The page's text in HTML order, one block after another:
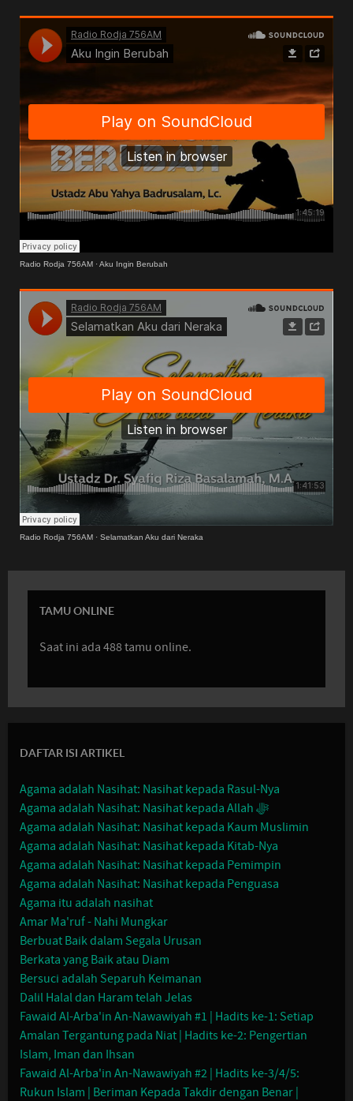
Radio Rodja 756AM ·Aku Ingin Berubah
Radio Rodja 756AM · Selamatkan Aku dari Neraka
TAMU ONLINE
Saat ini ada 488 tamu online.
DAFTAR ISI ARTIKEL
Agama adalah Nasihat: Nasihat kepada Rasul-Nya
Agama adalah Nasihat: Nasihat kepada Allah ﷻ
Agama adalah Nasihat: Nasihat kepada Kaum Muslimin
Agama adalah Nasihat: Nasihat kepada Kitab-Nya
Agama adalah Nasihat: Nasihat kepada Pemimpin
Agama adalah Nasihat: Nasihat kepada Penguasa
Agama itu adalah nasihat
Amar Ma'ruf - Nahi Mungkar
Berbuat Baik dalam Segala Urusan
Berkata yang Baik atau Diam
Bersuci adalah Separuh Keimanan
Dalil Halal dan Haram telah Jelas
Fawaid Al-Arba'in An-Nawawiyah #1 | Hadits ke-1: Setiap
Amalan Tergantung pada Niat | Hadits ke-2: Pengertian
Islam, Iman dan Ihsan
Fawaid Al-Arba'in An-Nawawiyah #2 | Hadits ke-3/4/5:
Rukun Islam | Beriman Kepada Takdir dengan Benar |